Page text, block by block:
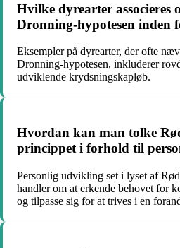
Hvilke dyrearter associeres
Dronning-hypotesen inden
Eksempler på dyrearter, der ofte
Dronning-hypotesen, inkluderer
udviklende krydsningskapløb.
Hvordan kan man tolke
princippet i forhold til
Personlig udvikling set i lyset af
handler om at erkende behovet for
og tilpasse sig for at trives i en